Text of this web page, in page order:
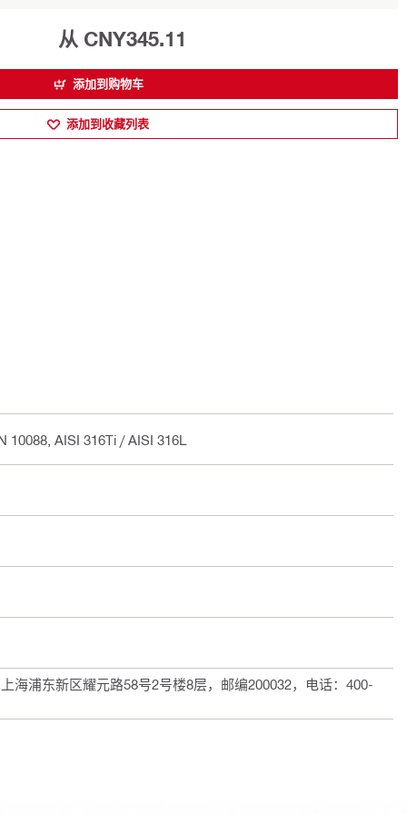
从 CNY345.11
添加到购物车
添加到收藏列表
10088, AISI 316Ti / AISI 316L
海浦东新区耀元路58号2号楼8层，邮编200032，电话：400-